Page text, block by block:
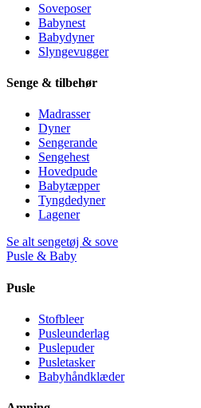
Soveposer
Babynest
Babydyner
Slyngevugger
Senge & tilbehør
Madrasser
Dyner
Sengerande
Sengehest
Hovedpude
Babytæpper
Tyngdedyner
Lagener
Se alt sengetøj & sove
Pusle & Baby
Pusle
Stofbleer
Pusleunderlag
Puslepuder
Pusletasker
Babyhåndklæder